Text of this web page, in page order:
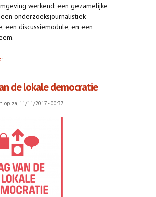
werkend: een gezamelijke
onderzoeksjournalistiek
een discussiemodule, en een
over Bouwen en ploeteren
de lokale democratie
op za, 11/11/2017 - 00:37